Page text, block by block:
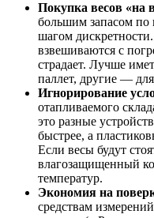
Покупка весов «на
большим запасом по
шагом
взвешиваются с
страдает. Лучше
паллет, другие —
Игнорирование
отапливаемого
это разные
быстрее, а
Если весы будут
влагозащищенный
температур.
Экономия на
средствам